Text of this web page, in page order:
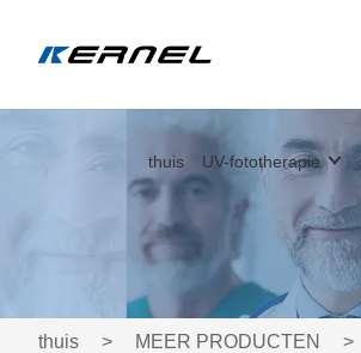
thuis UV-fototherapie
thuis > MEER PRODUCTEN >